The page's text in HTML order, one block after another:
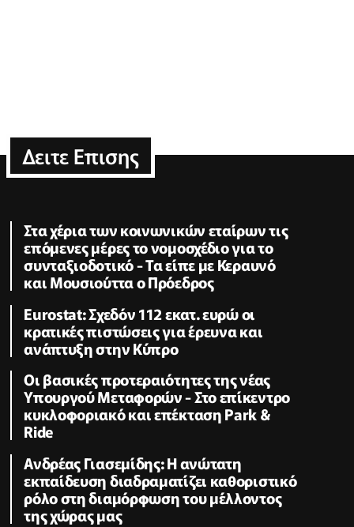
Δειτε Επισης
Στα χέρια των κοινωνικών εταίρων τις
επόμενες μέρες το νομοσχέδιο για το
συνταξιοδοτικό - Τα είπε με Κεραυνό
και Μουσιούττα ο Πρόεδρος
Eurostat: Σχεδόν 112 εκατ. ευρώ οι
κρατικές πιστώσεις για έρευνα και
ανάπτυξη στην Κύπρο
Οι βασικές προτεραιότητες της νέας
Υπουργού Μεταφορών - Στο επίκεντρο
κυκλοφοριακό και επέκταση Park &
Ride
Ανδρέας Γιασεμίδης: Η ανώτατη
εκπαίδευση διαδραματίζει καθοριστικό
ρόλο στη διαμόρφωση του μέλλοντος
της χώρας μας